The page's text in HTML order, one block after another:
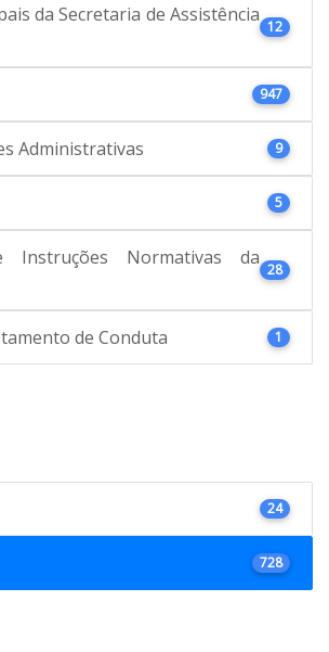
da Secretaria de Assistência
12
947
Administrativas 9
5
Instruções Normativas da
28
de Conduta 1
24
728